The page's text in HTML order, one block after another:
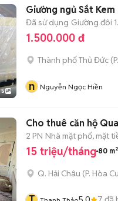
5
Giường ngủ Sắt
Đã sử dụng Giường đôi
1.500.000 đ
Thành phố Thủ Đức (
n Nguyễn Ngọc Hiền
Cho thuê căn hộ
2 PN Nhà mặt phố, mặt
15 triệu/tháng 80 m²
Q. Hải Châu (P. Hòa